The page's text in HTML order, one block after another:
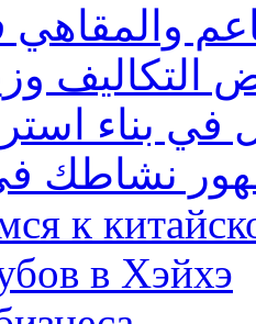
بناء
نشاطك
к
в Хэйхэ